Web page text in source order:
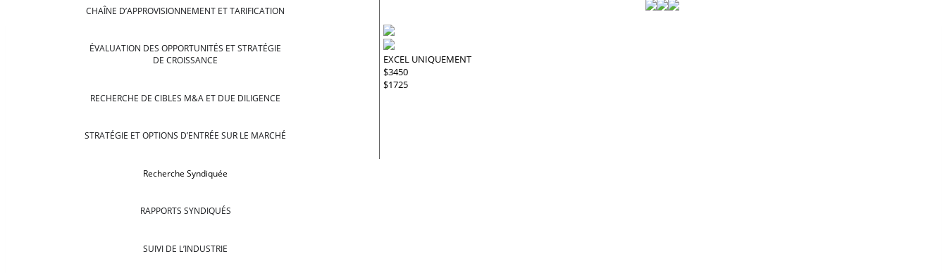
CHAÎNE D’APPROVISIONNEMENT ET TARIFICATION
ÉVALUATION DES OPPORTUNITÉS ET STRATÉGIE
DE CROISSANCE
RECHERCHE DE CIBLES M&A ET DUE DILIGENCE
STRATÉGIE ET OPTIONS D’ENTRÉE SUR LE MARCHÉ
Recherche Syndiquée
RAPPORTS SYNDIQUÉS
SUIVI DE L’INDUSTRIE
EXCEL UNIQUEMENT
$3450
$1725